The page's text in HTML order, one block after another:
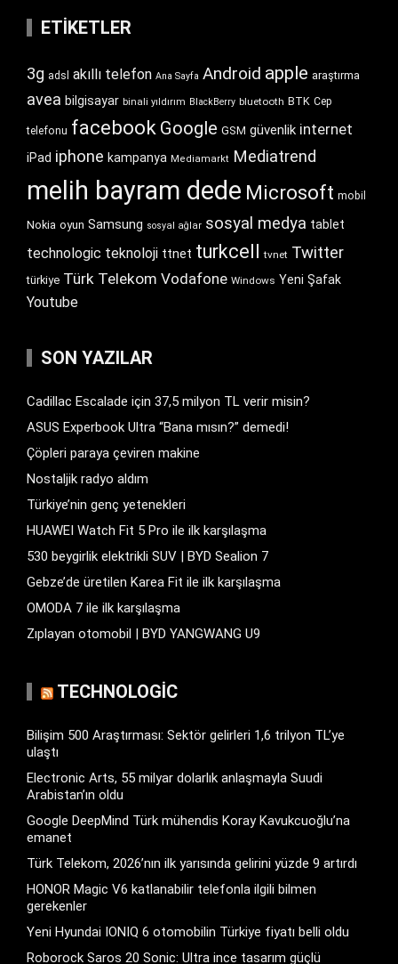
ETIKETLER
3g adsl akıllı telefon Ana Sayfa Android apple araştırma
avea bilgisayar binali yıldırım BlackBerry bluetooth BTK Cep
telefonu facebook Google GSM güvenlik internet
iPad iphone kampanya Mediamarkt Mediatrend
melih bayram dede Microsoft mobil
Nokia oyun Samsung sosyal ağlar sosyal medya tablet
technologic teknoloji ttnet turkcell tvnet Twitter
türkiye Türk Telekom Vodafone Windows Yeni Şafak
Youtube
SON YAZILAR
Cadillac Escalade için 37,5 milyon TL verir misin?
ASUS Experbook Ultra “Bana mısın?” demedi!
Çöpleri paraya çeviren makine
Nostaljik radyo aldım
Türkiye’nin genç yetenekleri
HUAWEI Watch Fit 5 Pro ile ilk karşılaşma
530 beygirlik elektrikli SUV | BYD Sealion 7
Gebze’de üretilen Karea Fit ile ilk karşılaşma
OMODA 7 ile ilk karşılaşma
Zıplayan otomobil | BYD YANGWANG U9
TECHNOLOGIC
Bilişim 500 Araştırması: Sektör gelirleri 1,6 trilyon TL’ye
ulaştı
Electronic Arts, 55 milyar dolarlık anlaşmayla Suudi
Arabistan’ın oldu
Google DeepMind Türk mühendis Koray Kavukcuoğlu’na
emanet
Türk Telekom, 2026’nın ilk yarısında gelirini yüzde 9 artırdı
HONOR Magic V6 katlanabilir telefonla ilgili bilmen
gerekenler
Yeni Hyundai IONIQ 6 otomobilin Türkiye fiyatı belli oldu
Roborock Saros 20 Sonic: Ultra ince tasarım güçlü